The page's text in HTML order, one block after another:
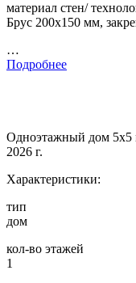
материал стен/
Брус 200х150 мм,
…
Подробнее
Одноэтажный дом 5х5
2026 г.
Характеристики:
тип
дом
кол-во этажей
1